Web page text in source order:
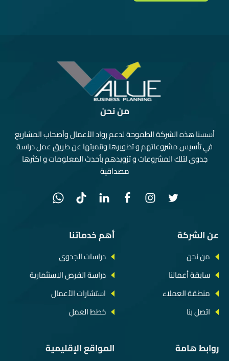
من نحن
أسسنا هذه الشركة الطموحة لدعم رواد الأعمال وأصحاب المشاريع
في تأسيس مشروعاتهم و تطويرها وتنميتها عن طريق عمل دراسة
جدوى لتلك المشروعات و تزويدهم بأحدث المعلومات و اكثرها
مصداقية
عن الشركة
من نحن
سابقة أعمالنا
منطقة العملاء
اتصل بنا
أهم خدماتنا
دراسات الجدوى
دراسة الفرص الاستثمارية
استشارات الأعمال
خطط العمل
روابط هامة المواقع الإقليمية